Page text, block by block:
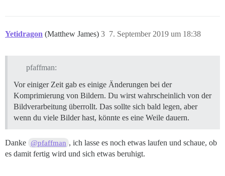
Yetidragon (Matthew James) 7. September 2019 um 18:38
3
pfaffman:
Vor einiger Zeit gab es einige Änderungen bei der
Komprimierung von Bildern. Du wirst wahrscheinlich von der
Bildverarbeitung überrollt. Das sollte sich bald legen, aber
wenn du viele Bilder hast, könnte es eine Weile dauern.
Danke @pfaffman , ich lasse es noch etwas laufen und schaue, ob
es damit fertig wird und sich etwas beruhigt.